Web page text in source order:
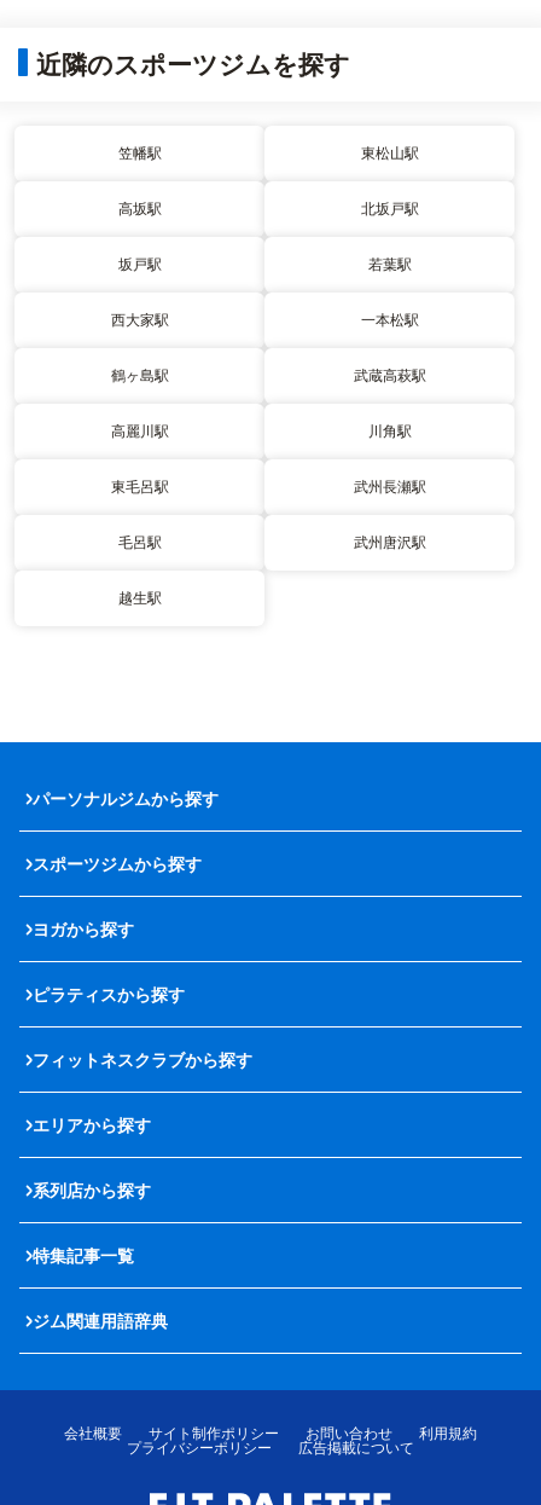
近隣のスポーツジムを探す
笠幡駅 東松山駅
高坂駅 北坂戸駅
坂戸駅 若葉駅
西大家駅 一本松駅
鶴ヶ島駅 武蔵高萩駅
高麗川駅 川角駅
東毛呂駅 武州長瀬駅
毛呂駅 武州唐沢駅
越生駅
パーソナルジムから探す
スポーツジムから探す
ヨガから探す
ピラティスから探す
フィットネスクラブから探す
エリアから探す
系列店から探す
特集記事一覧
ジム関連用語辞典
会社概要 サイト制作ポリシー お問い合わせ
利用規約
プライバシーポリシー
広告掲載について